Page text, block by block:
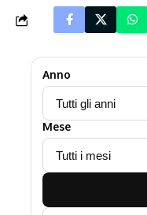
Anno
Mese